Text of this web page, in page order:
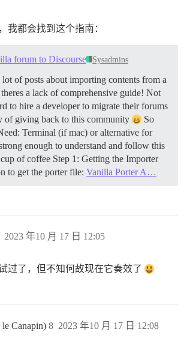
我都会找到这个指南：
forum to Discourse Sysadmins
of posts about importing contents from a
a lack of comprehensive guide! Not
to hire a developer to migrate their forums
of giving back to this community
So
Terminal (if mac) or alternative for
enough to understand and follow this
of coffee Step 1: Getting the Importer
to get the porter file: Vanilla Porter A…
2023 年10 月 17 日 12:05
过了，但不知何故现在它奏效了
Canapin) 2023 年10 月 17 日 12:08
8